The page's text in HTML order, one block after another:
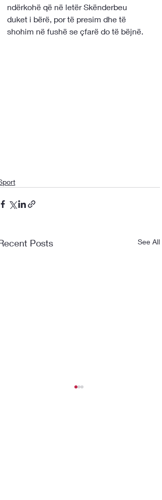
ndërkohë që në letër Skënderbeu
duket i bërë, por të presim dhe të
shohim në fushë se çfarë do të bëjnë.
Posts See All